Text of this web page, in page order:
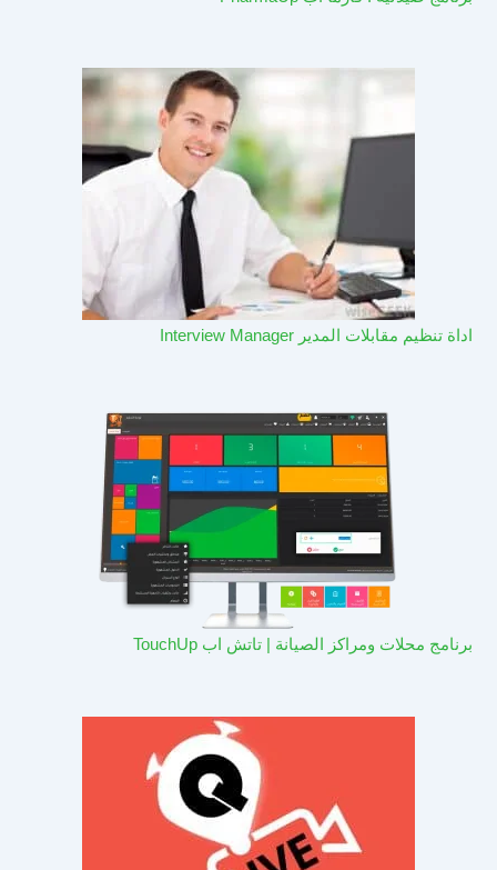
اداة تنظيم مقابلات المدير Interview Manager
برنامج محلات ومراكز الصيانة | تاتش اب TouchUp